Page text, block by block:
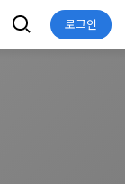
로그인